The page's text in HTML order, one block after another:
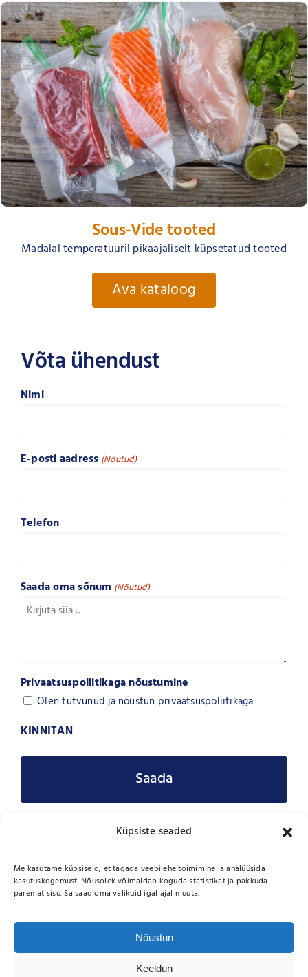
Küpsiste seaded
Me kasutame küpsiseid, et tagada veebilehe toimimine ja analüüsida
kasutuskogemust. Nõusolek võimaldab koguda statistikat ja pakkuda
paremat sisu. Sa saad oma valikuid igal ajal muuta.
Nõustun
Keeldun
Sous-Vide tooted
Madalal temperatuuril pikaajaliselt küpsetatud tooted
Ava kataloog
Võta ühendust
Nimi
E-posti aadress (Nõutud)
Telefon
Saada oma sõnum (Nõutud)
Privaatsuspoliitikaga nõustumine
Olen tutvunud ja nõustun privaatsuspoliitikaga
KINNITAN
Copyright 2026 |Wikmani LT OÜ| All Rights Reserved